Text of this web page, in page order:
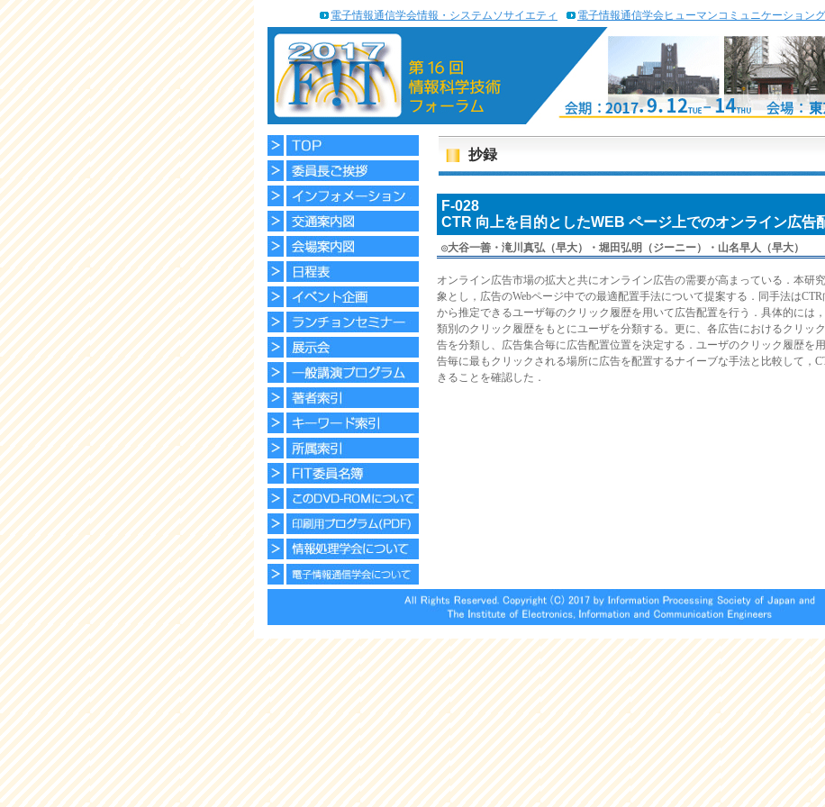
電子情報通信学会情報・システムソサイエティ 電子情報通信学会ヒューマンコミュニケーション
抄録
F-028
CTR 向上を目的としたWEB ページ上でのオンライン広告
◎大谷一善・滝川真弘（早大）・堀田弘明（ジーニー）・山名早人（早大）
オンライン広告市場の拡大と共にオンライン広告の需要が高まっている．本研
象とし，広告のWebページ中での最適配置手法について提案する．同手法は
から推定できるユーザ毎のクリック履歴を用いて広告配置を行う．具体的には
類別のクリック履歴をもとにユーザを分類する。更に、各広告におけるクリッ
告を分類し、広告集合毎に広告配置位置を決定する．ユーザのクリック履歴を
告毎に最もクリックされる場所に広告を配置するナイーブな手法と比較して，
きることを確認した．